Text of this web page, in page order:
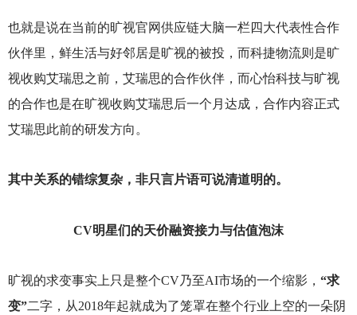
也就是说在当前的旷视官网供应链大脑一栏四大代表性合作
伙伴里，鲜生活与好邻居是旷视的被投，而科捷物流则是旷
视收购艾瑞思之前，艾瑞思的合作伙伴，而心怡科技与旷视
的合作也是在旷视收购艾瑞思后一个月达成，合作内容正式
艾瑞思此前的研发方向。
其中关系的错综复杂，非只言片语可说清道明的。
CV明星们的天价融资接力与估值泡沫
旷视的求变事实上只是整个CV乃至AI市场的一个缩影， “求
变”二字，从2018年起就成为了笼罩在整个行业上空的一朵阴